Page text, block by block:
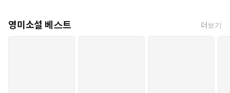
영미소설 베스트 더보기